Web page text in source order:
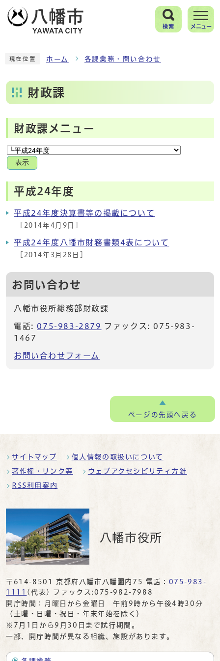
検索 メニュー
現在位置 ホーム 各課業務・問い合わせ
財政課
財政課メニュー
表示
平成24年度
平成24年度決算書等の掲載について
[2014年4月9日]
平成24年度八幡市財務書類4表について
[2014年3月28日]
お問い合わせ
八幡市役所総務部財政課
電話: 075-983-2879 ファックス: 075-983-
1467
お問い合わせフォーム
ページの先頭へ戻る
サイトマップ 個人情報の取扱いについて
著作権・リンク等 ウェブアクセシビリティ方針
RSS利用案内
八幡市役所
〒614-8501 京都府八幡市八幡園内75 電話： 075-983-
1111 (代表) ファックス:075-982-7988
開庁時間：月曜日から金曜日 午前9時から午後4時30分
（土曜・日曜・祝日・年末年始を除く）
※7月1日から9月30日まで試行期間。
一部、開庁時間が異なる組織、施設があります。